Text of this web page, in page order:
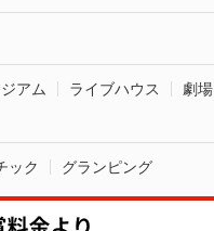
アム ライブハウス
劇場
ック グランピング